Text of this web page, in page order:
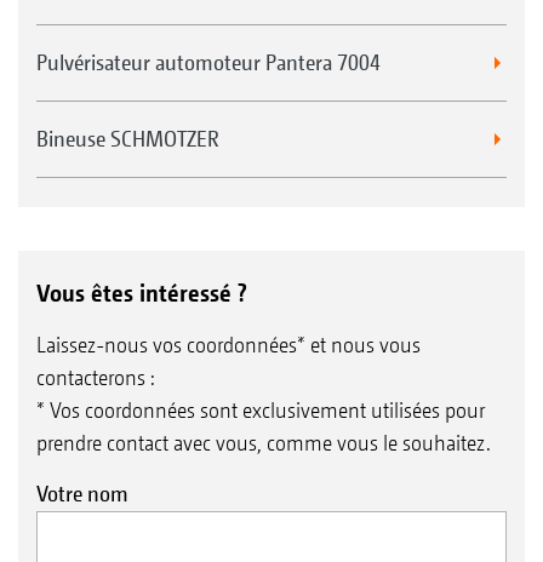
Pulvérisateur automoteur Pantera 7004
Bineuse SCHMOTZER
Vous êtes intéressé ?
Laissez-nous vos coordonnées* et nous vous
contacterons :
* Vos coordonnées sont exclusivement utilisées pour
prendre contact avec vous, comme vous le souhaitez.
Votre nom